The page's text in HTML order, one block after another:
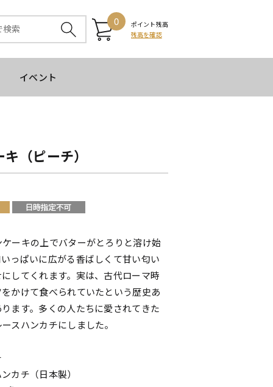
0
ポイント残高
残高を確認
イベント
（ピーチ）
ーキの上でバターがとろりと溶け始
っぱいに広がる香ばしくて甘い匂い
してくれます。実は、古代ローマ時
かけて食べられていたという歴史あ
ます。多くの人たちに愛されてきた
スハンカチにしました。
カチ（日本製）